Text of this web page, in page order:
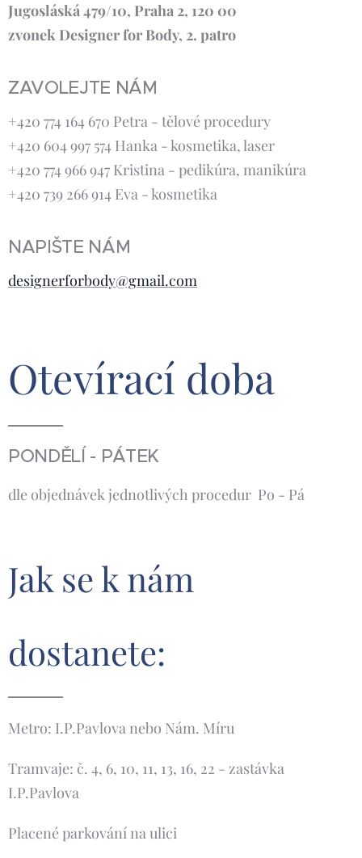
Jugosláská 479/10, Praha 2, 120 00
zvonek Designer for Body, 2. patro
ZAVOLEJTE NÁM
+420 774 164 670 Petra - tělové procedury
+420 604 997 574 Hanka - kosmetika, laser
+420 774 966 947 Kristina - pedikúra, manikúra
+420 739 266 914 Eva - kosmetika
NAPIŠTE NÁM
designerforbody@gmail.com
Otevírací doba
PONDĚLÍ - PÁTEK
dle objednávek jednotlivých procedur Po - Pá
Jak se k nám
dostanete:
Metro: I.P.Pavlova nebo Nám. Míru
Tramvaje: č. 4, 6, 10, 11, 13, 16, 22 - zastávka
I.P.Pavlova
Placené parkování na ulici